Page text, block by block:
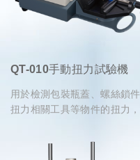
QT-010手動扭力試驗機
用於檢測包裝瓶蓋、螺絲鎖件
扭力相關工具等物件的扭力
動偵測扭轉方向以及扭力的相